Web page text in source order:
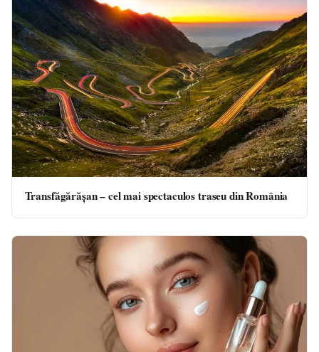
Transfăgărășan – cel mai spectaculos traseu din România